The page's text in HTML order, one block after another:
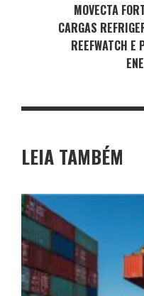
MOVECTA
CARGAS
REEFWATCH E
LEIA TAMBÉM